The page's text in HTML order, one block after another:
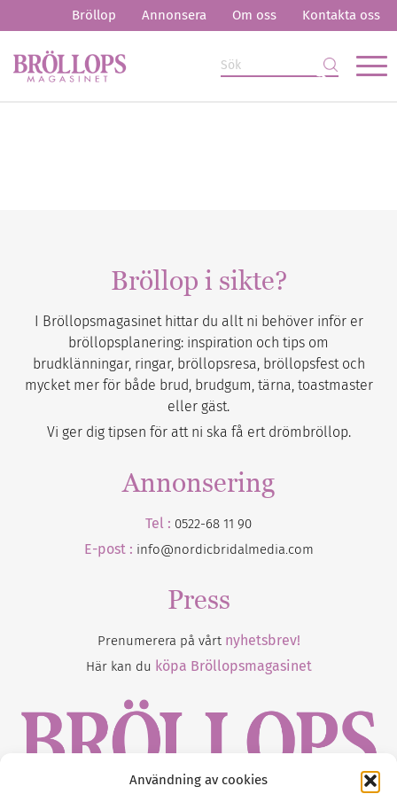
Användning av cookies
Bröllop Annonsera Om oss Kontakta oss
Bröllop i sikte?
I Bröllopsmagasinet hittar du allt ni behöver inför er
bröllopsplanering: inspiration och tips om
brudklänningar, ringar, bröllopsresa, bröllopsfest och
mycket mer för både brud, brudgum, tärna, toastmaster
eller gäst.
Vi ger dig tipsen för att ni ska få ert drömbröllop.
Annonsering
Tel : 0522-68 11 90
E-post : info@nordicbridalmedia.com
Press
Prenumerera på vårt nyhetsbrev!
Här kan du köpa Bröllopsmagasinet